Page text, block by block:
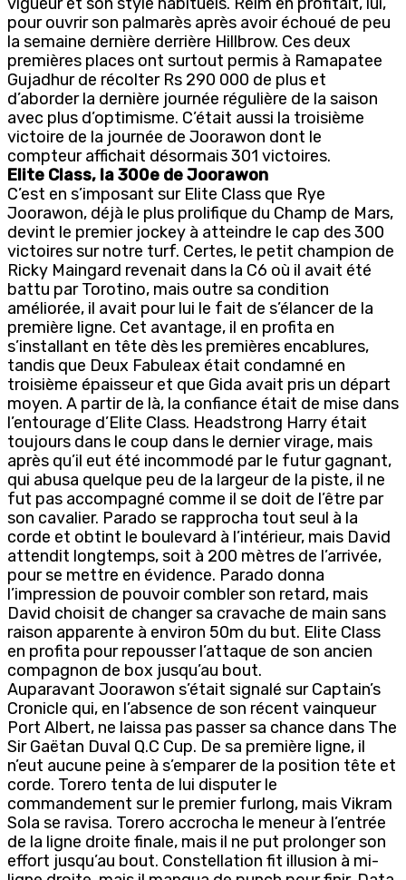
pour ouvrir son palmarès après avoir échoué de peu
la semaine dernière derrière Hillbrow. Ces deux
premières places ont surtout permis à Ramapatee
Gujadhur de récolter Rs 290 000 de plus et
d’aborder la dernière journée régulière de la saison
avec plus d’optimisme. C’était aussi la troisième
victoire de la journée de Joorawon dont le
compteur affichait désormais 301 victoires.
Elite Class, la 300e de Joorawon
C’est en s’imposant sur Elite Class que Rye
Joorawon, déjà le plus prolifique du Champ de Mars,
devint le premier jockey à atteindre le cap des 300
victoires sur notre turf. Certes, le petit champion de
Ricky Maingard revenait dans la C6 où il avait été
battu par Torotino, mais outre sa condition
améliorée, il avait pour lui le fait de s’élancer de la
première ligne. Cet avantage, il en profita en
s’installant en tête dès les premières encablures,
tandis que Deux Fabuleax était condamné en
troisième épaisseur et que Gida avait pris un départ
moyen. A partir de là, la confiance était de mise dans
l’entourage d’Elite Class. Headstrong Harry était
toujours dans le coup dans le dernier virage, mais
après qu’il eut été incommodé par le futur gagnant,
qui abusa quelque peu de la largeur de la piste, il ne
fut pas accompagné comme il se doit de l’être par
son cavalier. Parado se rapprocha tout seul à la
corde et obtint le boulevard à l’intérieur, mais David
attendit longtemps, soit à 200 mètres de l’arrivée,
pour se mettre en évidence. Parado donna
l’impression de pouvoir combler son retard, mais
David choisit de changer sa cravache de main sans
raison apparente à environ 50m du but. Elite Class
en profita pour repousser l’attaque de son ancien
compagnon de box jusqu’au bout.
Auparavant Joorawon s’était signalé sur Captain’s
Cronicle qui, en l’absence de son récent vainqueur
Port Albert, ne laissa pas passer sa chance dans The
Sir Gaëtan Duval Q.C Cup. De sa première ligne, il
n’eut aucune peine à s’emparer de la position tête et
corde. Torero tenta de lui disputer le
commandement sur le premier furlong, mais Vikram
Sola se ravisa. Torero accrocha le meneur à l’entrée
de la ligne droite finale, mais il ne put prolonger son
effort jusqu’au bout. Constellation fit illusion à mi-